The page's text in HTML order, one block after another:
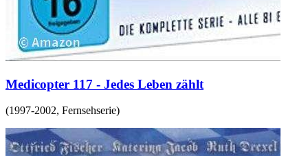
Medicopter 117 - Jedes Leben zählt
(1997-2002, Fernsehserie)